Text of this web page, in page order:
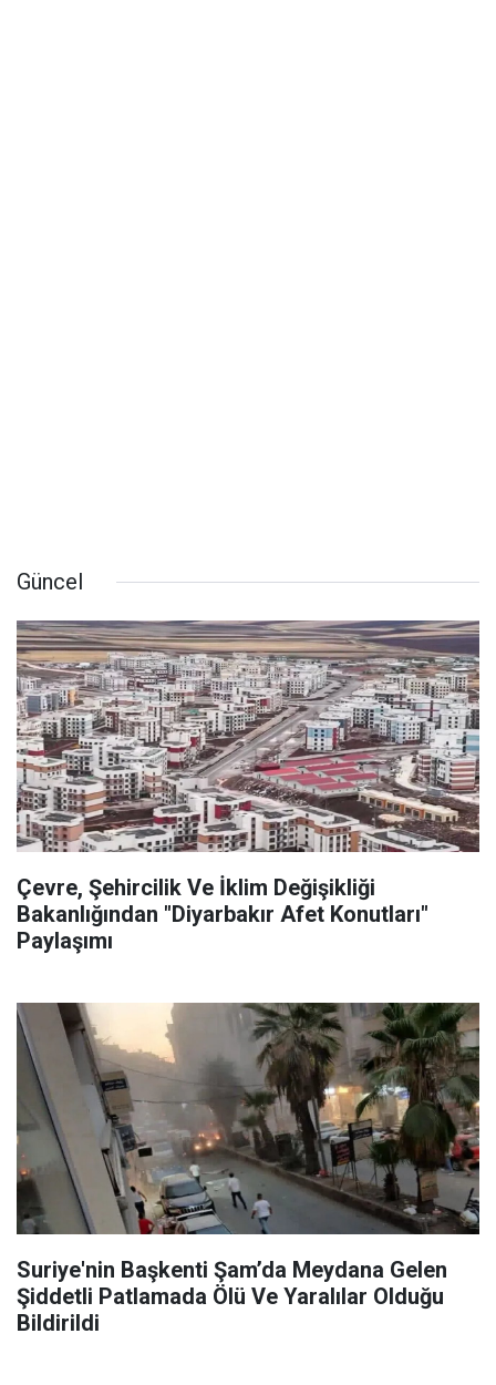
Güncel
Çevre, Şehircilik Ve İklim Değişikliği
Bakanlığından "Diyarbakır Afet Konutları"
Paylaşımı
Suriye'nin Başkenti Şam’da Meydana Gelen
Şiddetli Patlamada Ölü Ve Yaralılar Olduğu
Bildirildi